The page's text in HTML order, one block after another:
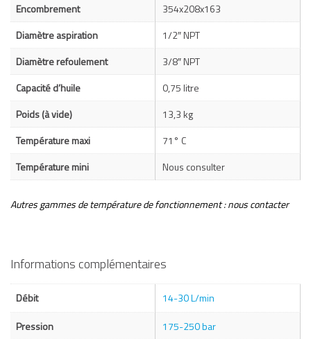
Encombrement
354x208x163
Diamètre aspiration
1/2″ NPT
Diamètre refoulement
3/8″ NPT
Capacité d’huile
0,75 litre
Poids (à vide)
13,3 kg
Température maxi
71° C
Température mini
Nous consulter
Autres gammes de température de fonctionnement : nous contacter
Informations complémentaires
Débit
14-30 L/min
Pression
175-250 bar